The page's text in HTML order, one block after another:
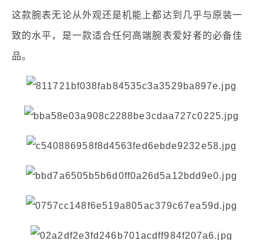
这款腕表无论从外观还是机能上都达到几乎与原装一
致的水平，是一款适合任何高端腕表爱好者的必备佳
品。